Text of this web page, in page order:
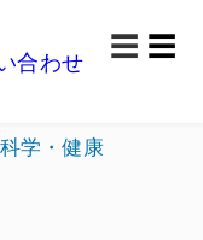
うぞごゆっくり楽
合わせ
☰
学・健康